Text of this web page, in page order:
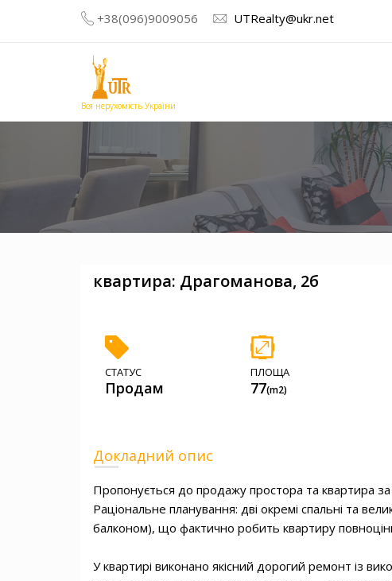
+38(096)9009056 UTRealty@ukr.net
Вся нерухомість України
квартира: Драгоманова, 2б
СТАТУС
Продам
ПЛОЩА
77(m2)
Докладний опис
Пропонується до продажу простора та квартира
Раціональне планування: дві окремі спальні та
балконом), що фактично робить квартиру
У квартирі виконано якісний дорогий ремонт із